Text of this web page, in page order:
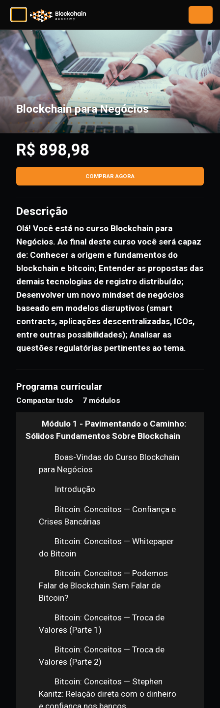
Blockchain para Negócios
R$ 898,98
COMPRAR AGORA
Descrição
Olá! Você está no curso Blockchain para
Negócios. Ao final deste curso você será capaz
de: Conhecer a origem e fundamentos do
blockchain e bitcoin; Entender as propostas das
demais tecnologias de registro distribuído;
Desenvolver um novo mindset de negócios
baseado em modelos disruptivos (smart
contracts, aplicações descentralizadas, ICOs,
entre outras possibilidades); Analisar as
Programa curricular
Compactar tudo 7 módulos
Sólidos Fundamentos Sobre Blockchain
para Negócios
Introdução
Bitcoin: Conceitos — Confiança e
Crises Bancárias
Bitcoin: Conceitos — Whitepaper
do Bitcoin
Bitcoin: Conceitos — Podemos
Falar de Blockchain Sem Falar de
Bitcoin?
Bitcoin: Conceitos — Troca de
Valores (Parte 1)
Bitcoin: Conceitos — Troca de
Valores (Parte 2)